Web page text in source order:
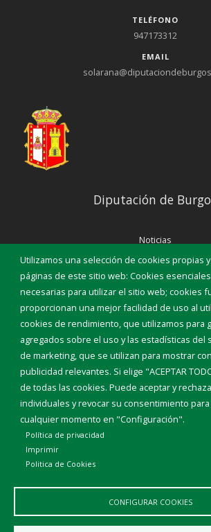
Utilizamos una selección de cookies propias
páginas de este sitio web: Cookies
necesarias para utilizar el sitio web; cookies
proporcionan una mejor facilidad de uso al
cookies de rendimiento, que utilizamos para
agregados sobre el uso y las estadísticas del
de marketing, que se utilizan para mostrar
publicidad relevantes. Si elige "ACEPTAR
de todas las cookies. Puede aceptar y
individuales y revocar su consentimiento
cualquier momento en "Configuración".
Política de privacidad
Imprimir
Politica de Cookies
CONFIGURAR COOKIES
TELÉFONO
947173312
EMAIL
Diputación de
Noticias
Eventos
Corporación Municipal
Teléfonos de interés
INICIAR SESIÓN
MAPA WEB